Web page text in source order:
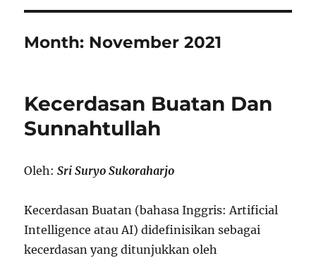
Month: November 2021
Kecerdasan Buatan Dan
Sunnahtullah
Oleh:Sri Suryo Sukoraharjo
Kecerdasan Buatan (bahasa Inggris: Artificial
Intelligence atau AI) didefinisikan sebagai
kecerdasan yang ditunjukkan oleh